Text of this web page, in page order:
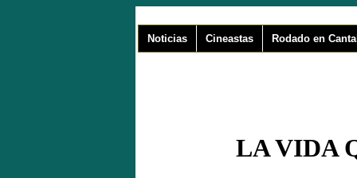
Noticias Cineastas Rodado en
LA VIDA